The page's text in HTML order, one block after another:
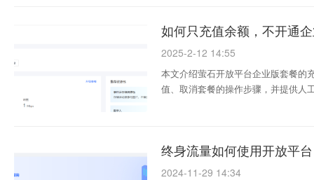
如何只充值余额，不开通
2025-2-12 14:55
本文介绍萤石开放平台企业版套餐的
值、取消套餐的操作步骤，并提供人
终身流量如何使用开放平
2024-11-29 14:34